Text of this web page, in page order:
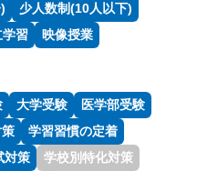
少人数制(10人以下)
学習 映像授業
大学受験
医学部受験
学習習慣の定着
対策
学校別特化対策